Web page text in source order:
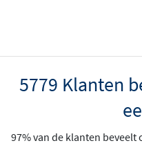
5779 Klanten
97% van de klanten